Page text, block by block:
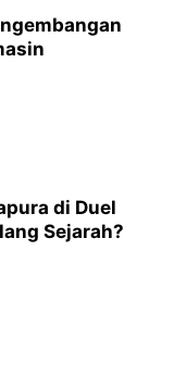
di Duel
Sejarah?